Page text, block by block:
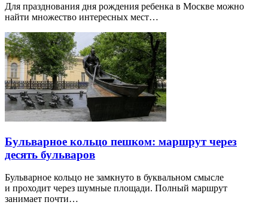
Для празднования дня рождения ребенка в Москве можно
найти множество интересных мест…
Бульварное кольцо пешком: маршрут через
десять бульваров
Бульварное кольцо не замкнуто в буквальном смысле
и проходит через шумные площади. Полный маршрут
занимает почти…